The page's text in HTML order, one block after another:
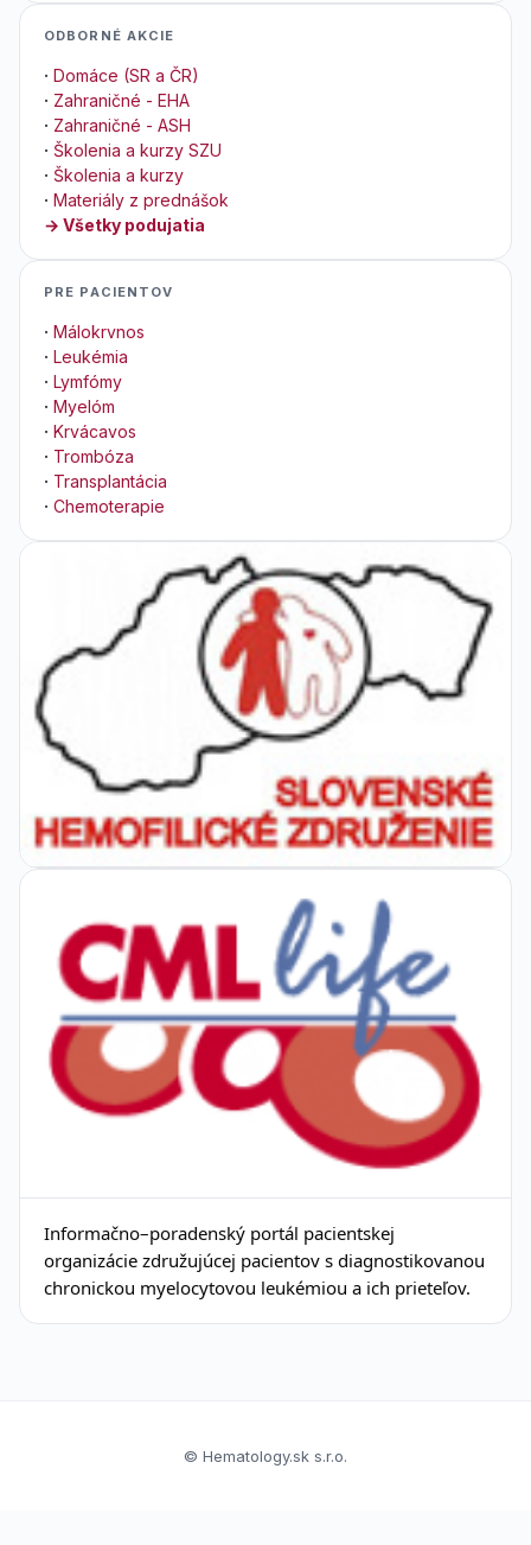
ODBORNÉ AKCIE
· Domáce (SR a ČR)
· Zahraničné - EHA
· Zahraničné - ASH
· Školenia a kurzy SZU
· Školenia a kurzy
· Materiály z prednášok
→ Všetky podujatia
PRE PACIENTOV
· Málokrvnos
· Leukémia
· Lymfómy
· Myelóm
· Krvácavos
· Trombóza
· Transplantácia
· Chemoterapie
Informačno–poradenský portál pacientskej
organizácie združujúcej pacientov s diagnostikovanou
chronickou myelocytovou leukémiou a ich prieteľov.
© Hematology.sk s.r.o.